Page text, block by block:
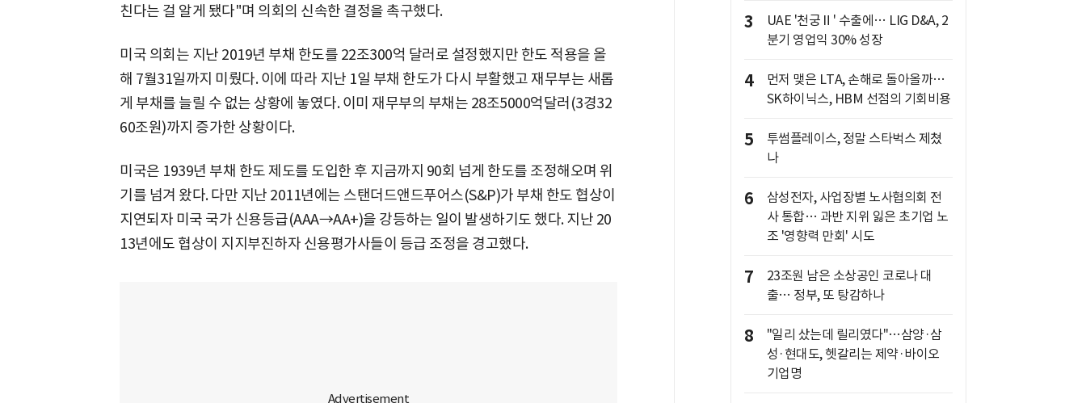
친다는 걸 알게 됐다"며 의회의 신속한 결정을 촉구했다.
미국 의회는 지난 2019년 부채 한도를 22조300억 달러로 설정했지만 한도 적용을 올
해 7월31일까지 미뤘다. 이에 따라 지난 1일 부채 한도가 다시 부활했고 재무부는 새롭
게 부채를 늘릴 수 없는 상황에 놓였다. 이미 재무부의 부채는 28조5000억달러(3경32
60조원)까지 증가한 상황이다.
미국은 1939년 부채 한도 제도를 도입한 후 지금까지 90회 넘게 한도를 조정해오며 위
기를 넘겨 왔다. 다만 지난 2011년에는 스탠더드앤드푸어스(S&P)가 부채 한도 협상이
지연되자 미국 국가 신용등급(AAA→AA+)을 강등하는 일이 발생하기도 했다. 지난 20
13년에도 협상이 지지부진하자 신용평가사들이 등급 조정을 경고했다.
3
UAE '천궁Ⅱ' 수출에… LIG D&A, 2
분기 영업익 30% 성장
4
먼저 맺은 LTA, 손해로 돌아올까…
SK하이닉스, HBM 선점의 기회비용
5
투썸플레이스, 정말 스타벅스 제쳤
나
6
삼성전자, 사업장별 노사협의회 전
사 통합… 과반 지위 잃은 초기업 노
조 '영향력 만회' 시도
7
23조원 남은 소상공인 코로나 대
출… 정부, 또 탕감하나
8
"일리 샀는데 릴리였다"…삼양·삼
성·현대도, 헷갈리는 제약·바이오
기업명